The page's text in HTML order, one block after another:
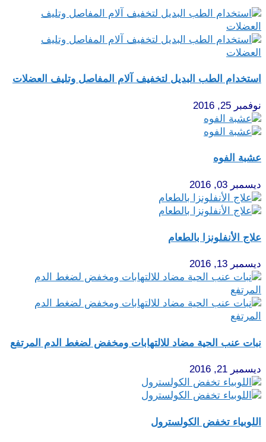
استخدام الطب البديل لتخفيف آلام المفاصل وتليف العضلات
نوفمبر 25, 2016
عشبة الفوه
ديسمبر 03, 2016
علاج الأنفلونزا بالطعام
ديسمبر 13, 2016
نبات عنب الحية مضاد للالتهابات ومخفض لضغط الدم المرتفع
ديسمبر 21, 2016
اللوبياء تخفض الكولسترول